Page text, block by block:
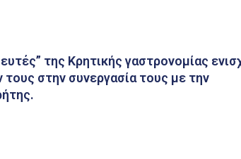
της Κρητικής γαστρονομίας
τους στην συνεργασία τους με την